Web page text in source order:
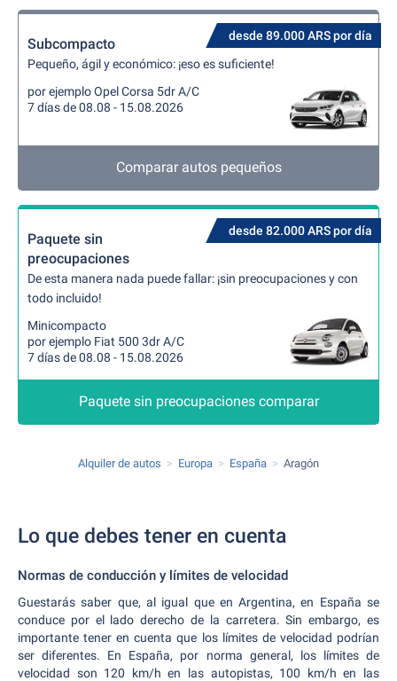
desde 89.000 ARS por día
Subcompacto
Pequeño, ágil y económico: ¡eso es suficiente!
por ejemplo Opel Corsa 5dr A/C
7 días de 08.08 - 15.08.2026
Comparar autos pequeños
desde 82.000 ARS por día
Paquete sin
preocupaciones
De esta manera nada puede fallar: ¡sin preocupaciones y con
todo incluido!
Minicompacto
por ejemplo Fiat 500 3dr A/C
7 días de 08.08 - 15.08.2026
Paquete sin preocupaciones comparar
Alquiler de autos Europa España Aragón
Lo que debes tener en cuenta
Normas de conducción y límites de velocidad
Guestarás saber que, al igual que en Argentina, en España se
conduce por el lado derecho de la carretera. Sin embargo, es
importante tener en cuenta que los límites de velocidad podrían
ser diferentes. En España, por norma general, los límites de
velocidad son 120 km/h en las autopistas, 100 km/h en las